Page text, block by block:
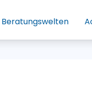
Beratungswelten